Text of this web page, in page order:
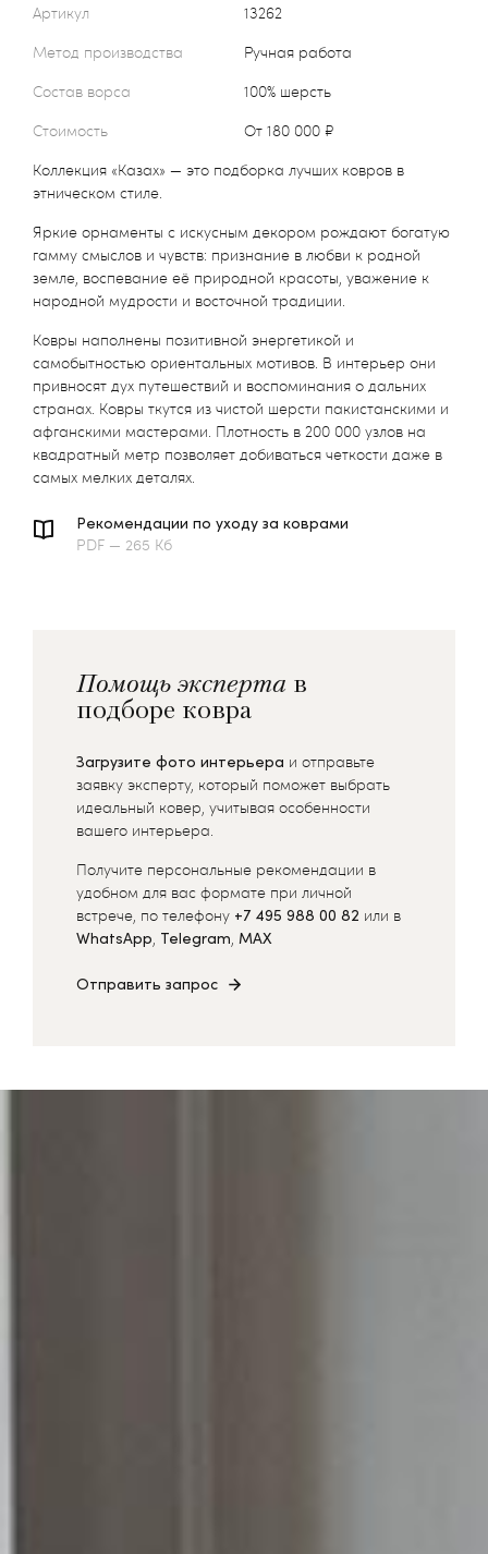
Артикул
13262
Метод производства
Ручная работа
Состав ворса
100% шерсть
Стоимость
от 180 000 ₽
Коллекция «Казах» — это подборка лучших ковров в
этническом стиле.
Яркие орнаменты с искусным декором рождают богатую
гамму смыслов и чувств: признание в любви к родной
земле, воспевание её природной красоты, уважение к
народной мудрости и восточной традиции.
Ковры наполнены позитивной энергетикой и
самобытностью ориентальных мотивов. В интерьер они
привносят дух путешествий и воспоминания о дальних
странах. Ковры ткутся из чистой шерсти пакистанскими и
афганскими мастерами. Плотность в 200 000 узлов на
квадратный метр позволяет добиваться четкости даже в
самых мелких деталях.
Рекомендации по уходу за коврами
PDF — 265 Кб
Помощь эксперта в
подборе ковра
Загрузите фото интерьера и отправьте
заявку эксперту, который поможет выбрать
идеальный ковер, учитывая особенности
вашего интерьера.
Получите персональные рекомендации в
удобном для вас формате при личной
встрече, по телефону +7 495 988 00 82 или в
WhatsApp, Telegram, MAX
Отправить запрос